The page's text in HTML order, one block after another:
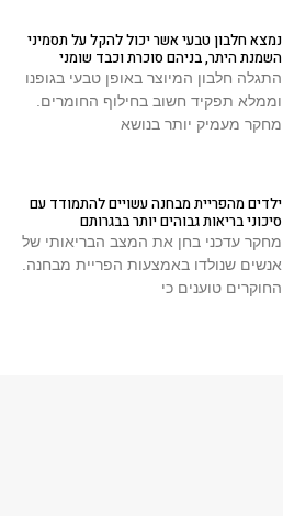
נמצא חלבון טבעי אשר יכול להקל על תסמיני
השמנת היתר, בניהם סוכרת וכבד שומני
התגלה חלבון המיוצר באופן טבעי בגופנו
וממלא תפקיד חשוב בחילוף החומרים.
מחקר מעמיק יותר בנושא
ילדים מהפריית מבחנה עשויים להתמודד עם
סיכוני בריאות גבוהים יותר בבגרותם
מחקר עדכני בחן את המצב הבריאותי של
אנשים שנולדו באמצעות הפריית מבחנה.
החוקרים טוענים כי